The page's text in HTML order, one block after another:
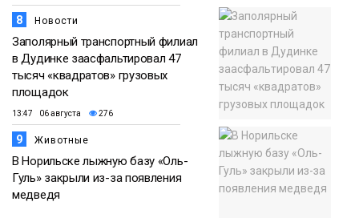
8 Новости
Заполярный транспортный филиал
в Дудинке заасфальтировал 47
тысяч «квадратов» грузовых
площадок
13:47 06 августа 276
9 Животные
В Норильске лыжную базу «Оль-
Гуль» закрыли из-за появления
медведя